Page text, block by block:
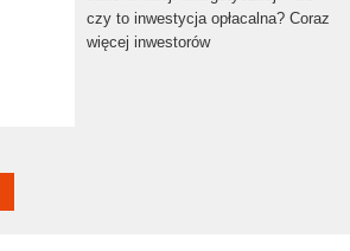
czy to inwestycja opłacalna? Coraz
więcej inwestorów